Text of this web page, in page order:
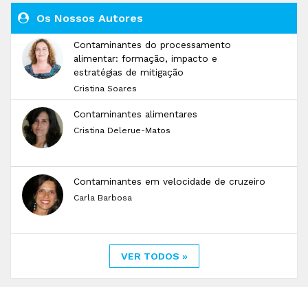
Os Nossos Autores
Contaminantes do processamento
alimentar: formação, impacto e
estratégias de mitigação
Cristina Soares
Contaminantes alimentares
Cristina Delerue-Matos
Contaminantes em velocidade de cruzeiro
Carla Barbosa
VER TODOS »